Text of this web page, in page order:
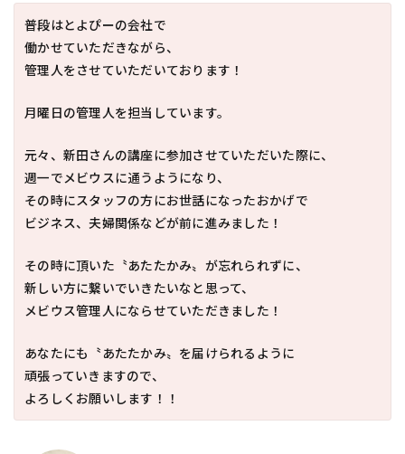
普段はとよぴーの会社で
働かせていただきながら、
管理人をさせていただいております！
月曜日の管理人を担当しています。
元々、新田さんの講座に参加させていただいた際に、
週一でメビウスに通うようになり、
その時にスタッフの方にお世話になったおかげで
ビジネス、夫婦関係などが前に進みました！
その時に頂いた〝あたたかみ〟が忘れられずに、
新しい方に繋いでいきたいなと思って、
メビウス管理人にならせていただきました！
あなたにも〝あたたかみ〟を届けられるように
頑張っていきますので、
よろしくお願いします！！